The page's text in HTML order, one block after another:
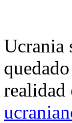
Ucrania
realidad